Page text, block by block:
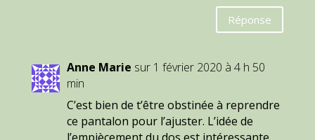
Réponse
Anne Marie sur 1 février 2020 à 4 h 50
min
C’est bien de t’être obstinée à reprendre
ce pantalon pour l’ajuster. L’idée de